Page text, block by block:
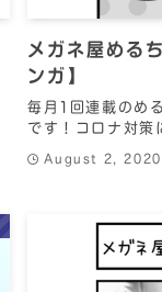
メガネ屋める
ンガ】
毎月1回連載のめ
です！コロナ対策
August 2, 2020